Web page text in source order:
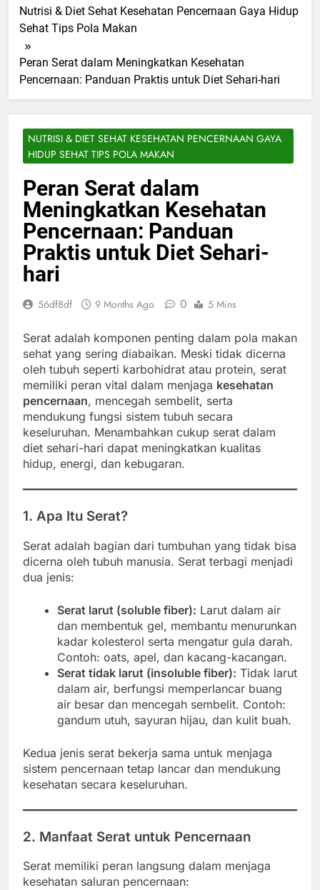
Nutrisi & Diet Sehat Kesehatan Pencernaan Gaya Hidup
Sehat Tips Pola Makan
Peran Serat dalam Meningkatkan Kesehatan
Pencernaan: Panduan Praktis untuk Diet Sehari-hari
NUTRISI & DIET SEHAT KESEHATAN PENCERNAAN GAYA
HIDUP SEHAT TIPS POLA MAKAN
Peran Serat dalam
Meningkatkan Kesehatan
Pencernaan: Panduan
Praktis untuk Diet Sehari-
hari
56df8df 9 Months Ago 0 5 Mins
Serat adalah komponen penting dalam pola makan
sehat yang sering diabaikan. Meski tidak dicerna
oleh tubuh seperti karbohidrat atau protein, serat
memiliki peran vital dalam menjaga kesehatan
pencernaan, mencegah sembelit, serta
mendukung fungsi sistem tubuh secara
keseluruhan. Menambahkan cukup serat dalam
diet sehari-hari dapat meningkatkan kualitas
hidup, energi, dan kebugaran.
1. Apa Itu Serat?
Serat adalah bagian dari tumbuhan yang tidak bisa
dicerna oleh tubuh manusia. Serat terbagi menjadi
dua jenis:
Serat larut (soluble fiber): Larut dalam air
dan membentuk gel, membantu menurunkan
kadar kolesterol serta mengatur gula darah.
Contoh: oats, apel, dan kacang-kacangan.
Serat tidak larut (insoluble fiber): Tidak larut
dalam air, berfungsi memperlancar buang
air besar dan mencegah sembelit. Contoh:
gandum utuh, sayuran hijau, dan kulit buah.
Kedua jenis serat bekerja sama untuk menjaga
sistem pencernaan tetap lancar dan mendukung
kesehatan secara keseluruhan.
2. Manfaat Serat untuk Pencernaan
Serat memiliki peran langsung dalam menjaga
kesehatan saluran pencernaan: